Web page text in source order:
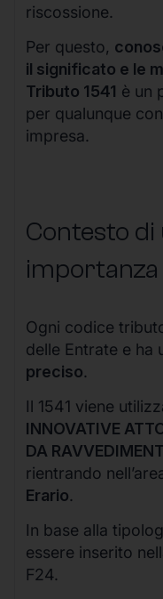
riscossione.
Per questo,
il significato e le
Tributo 1541 è un
per qualunque
impresa.
Contesto di
Ogni codice
delle Entrate e ha
preciso.
Il 1541 viene
INNOVATIVE
DA
rientrando
Erario.
In base alla
essere inserito
F24.